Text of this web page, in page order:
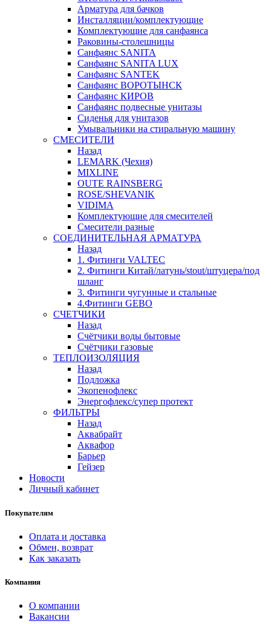
Арматура для бачков
Инсталляции/комплектующие
Комплектующие для санфаянса
Раковины-столешницы
Санфаянс SANITA
Санфаянс SANITA LUX
Санфаянс SANTEK
Санфаянс ВОРОТЫНСК
Санфаянс КИРОВ
Санфаянс подвесные унитазы
Сиденья для унитазов
Умывальники на стиральную машину
СМЕСИТЕЛИ
Назад
LEMARK (Чехия)
MIXLINE
OUTE RAINSBERG
ROSE/SHEVANIK
VIDIMA
Комплектующие для смесителей
Смесители разные
СОЕДИНИТЕЛЬНАЯ АРМАТУРА
Назад
1. Фитинги VALTEC
2. Фитинги Китай/латунь/stout/штуцера/под
шланг
3. Фитинги чугунные и стальные
4.Фитинги GEBO
СЧЕТЧИКИ
Назад
Счётчики воды бытовые
Счётчики газовые
ТЕПЛОИЗОЛЯЦИЯ
Назад
Подложка
Экопенофлекс
Энергофлекс/супер протект
ФИЛЬТРЫ
Назад
Аквабрайт
Аквафор
Барьер
Гейзер
Новости
Личный кабинет
Покупателям
Оплата и доставка
Обмен, возврат
Как заказать
Компания
О компании
Вакансии